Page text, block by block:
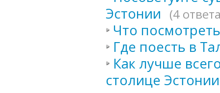
Эстонии
(4
Что
Где поесть в
Как лучше
столице